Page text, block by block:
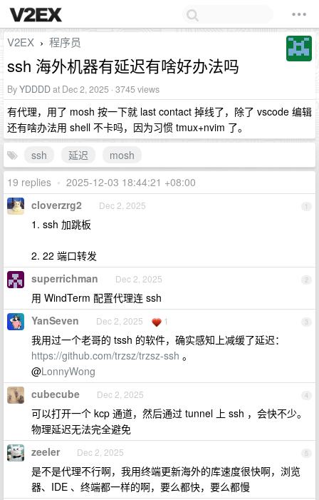
V2EX › 程序员
ssh 海外机器有延迟有啥好办法吗
ByYDDDDat Dec 2, 2025 · 3745 views
有代理，用了 mosh 按一下就 last contact 掉线了，除了 vscode 编辑
还有啥办法用 shell 不卡吗，因为习惯 tmux+nvim 了。
ssh
延迟
mosh
19 replies • 2025-12-03 18:44:21 +08:00
1
cloverzrg2 Dec 2, 2025
1. ssh 加跳板
2. 22 端口转发
2
superrichman Dec 2, 2025
用 WindTerm 配置代理连 ssh
3
YanSeven Dec 2, 2025 1
我用过一个老哥的 tssh 的软件，确实感知上减缓了延迟：
https://github.com/trzsz/trzsz-ssh 。
@LonnyWong
4
cubecube Dec 2, 2025
可以打开一个 kcp 通道，然后通过 tunnel 上 ssh ，会快不少。
物理延迟无法完全避免
5
zeeler Dec 2, 2025
是不是代理不行啊，我用终端更新海外的库速度很快啊，浏览
器、IDE 、终端都一样的啊，要么都快，要么都慢